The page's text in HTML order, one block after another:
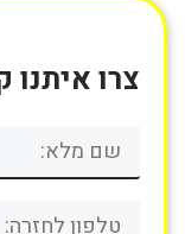
צרו איתנו